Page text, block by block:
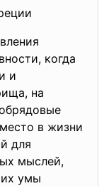
когда
и
на
в жизни
для
мыслей,
умы